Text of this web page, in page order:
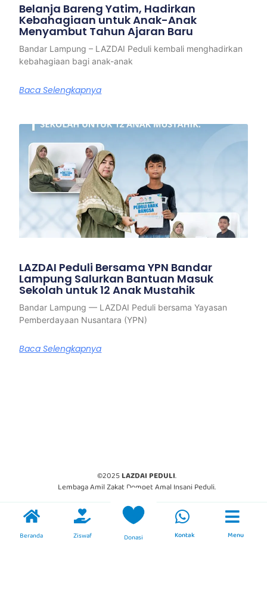
Belanja Bareng Yatim, Hadirkan
Kebahagiaan untuk Anak-Anak
Menyambut Tahun Ajaran Baru
Bandar Lampung – LAZDAI Peduli kembali menghadirkan
kebahagiaan bagi anak-anak
Baca Selengkapnya
LAZDAI Peduli Bersama YPN Bandar
Lampung Salurkan Bantuan Masuk
Sekolah untuk 12 Anak Mustahik
Bandar Lampung — LAZDAI Peduli bersama Yayasan
Pemberdayaan Nusantara (YPN)
Baca Selengkapnya
©2025LAZDAI PEDULI.
Lembaga Amil Zakat Dompet Amal Insani Peduli.
Beranda Ziswaf Donasi Kontak Menu